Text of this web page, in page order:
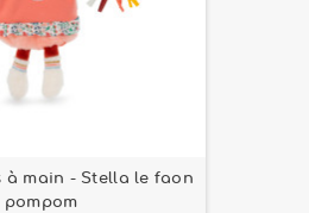
à main - Stella le faon
pompom